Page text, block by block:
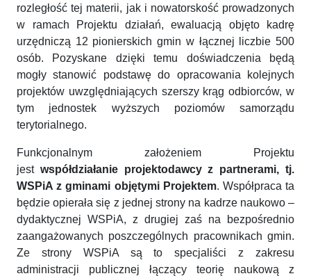
rozległość tej materii, jak i nowatorskość prowadzonych
w ramach Projektu działań, ewaluacją objęto kadrę
urzędniczą 12 pionierskich gmin w łącznej liczbie 500
osób. Pozyskane dzięki temu doświadczenia będą
mogły stanowić podstawę do opracowania kolejnych
projektów uwzględniających szerszy krąg odbiorców, w
tym jednostek wyższych poziomów samorządu
terytorialnego.
Funkcjonalnym założeniem Projektu
jest współdziałanie projektodawcy z partnerami, tj.
WSPiA z gminami objętymi Projektem. Współpraca ta
będzie opierała się z jednej strony na kadrze naukowo –
dydaktycznej WSPiA, z drugiej zaś na bezpośrednio
zaangażowanych poszczególnych pracownikach gmin.
Ze strony WSPiA są to specjaliści z zakresu
administracji publicznej łączący teorię naukową z